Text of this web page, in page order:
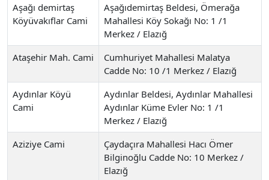
Aşağı demirtaş
Köyüvakıflar Cami
Aşağıdemirtaş Beldesi, Ömerağa
Mahallesi Köy Sokağı No: 1 /1
Merkez / Elazığ
Ataşehir Mah. Cami
Cumhuriyet Mahallesi Malatya
Cadde No: 10 /1 Merkez / Elazığ
Aydınlar Köyü
Cami
Aydınlar Beldesi, Aydınlar Mahallesi
Aydınlar Küme Evler No: 1 /1
Merkez / Elazığ
Aziziye Cami
Çaydaçıra Mahallesi Hacı Ömer
Bilginoğlu Cadde No: 10 Merkez /
Elazığ